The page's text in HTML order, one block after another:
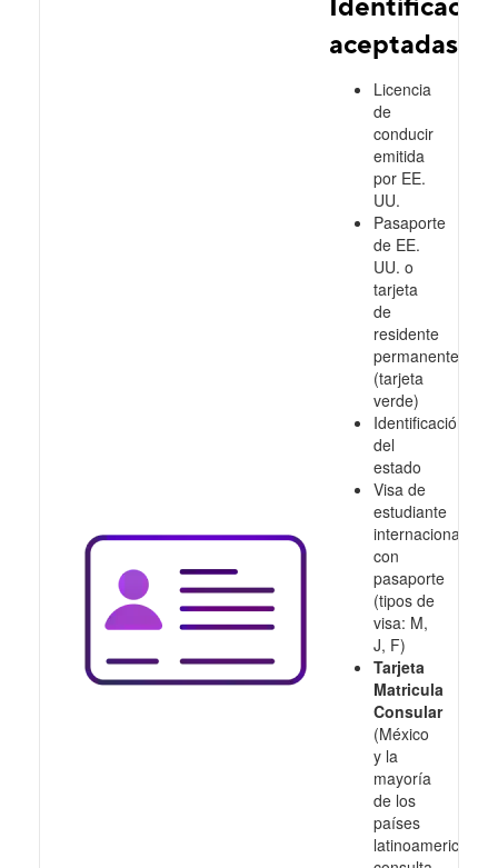
aceptadas
Licencia
de
conducir
emitida
por EE.
UU.
Pasaporte
de EE.
UU. o
tarjeta
de
residente
permanente
(tarjeta
verde)
Identificación
del
estado
Visa de
estudiante
internacional
con
pasaporte
(tipos de
visa: M,
J, F)
Tarjeta
Matricula
Consular
(México
y la
mayoría
de los
países
latinoamericanos,